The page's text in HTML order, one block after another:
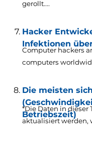
gerollt....
Hacker
Infektionen über
Computer hackers
computers
Die meisten
Betriebszeit)
*Die Daten in dieser
aktualisiert werden,